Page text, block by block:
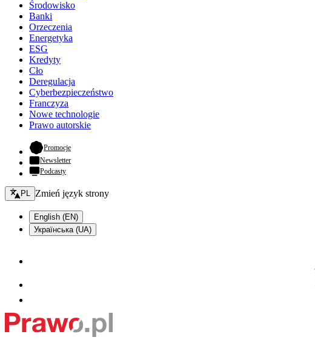
Środowisko
Banki
Orzeczenia
Energetyka
ESG
Kredyty
Cło
Deregulacja
Cyberbezpieczeństwo
Franczyza
Nowe technologie
Prawo autorskie
Promocje- otwiera się w nowej karcie
Newsletter
Podcasty
Zmień język - bieżący:
PL Zmień język strony
English (EN)
Українська (UA)